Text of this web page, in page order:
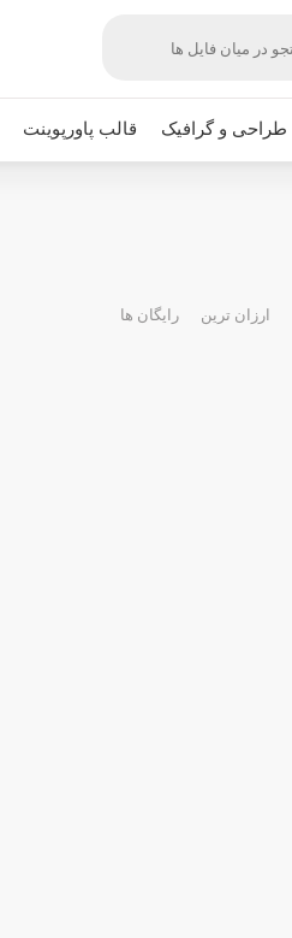
طراحی و گرافیک قالب پاورپوینت
ارزان ترین رایگان ها